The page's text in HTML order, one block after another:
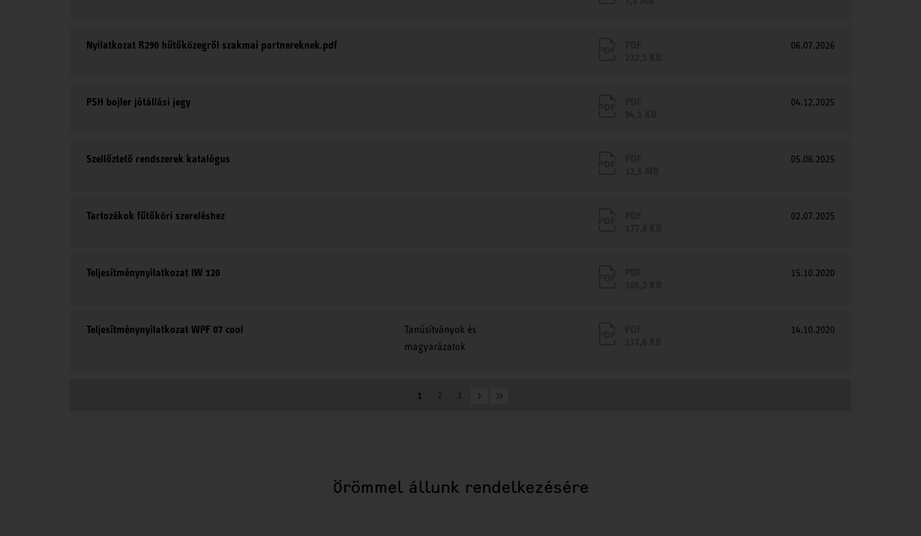
Nyilatkozat R290 hűtőközegről szakmai partnereknek.pdf 06.07.2026
PSH bojler jótállási jegy 04.12.2025
Szellőztető rendszerek katalógus 05.06.2025
Tartozékok fűtőköri szereléshez 02.07.2025
Teljesítménynyilatkozat IW 120 15.10.2020
Teljesítménynyilatkozat WPF 07 cool
Tanúsítványok és
magyarázatok
14.10.2020
1
Örömmel állunk rendelkezésére